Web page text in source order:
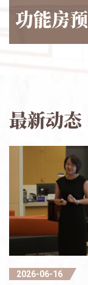
功能房
最新动态
2026-06-16